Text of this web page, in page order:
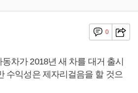
0
차가 2018년 새 차를 대거 출시
수익성은 제자리걸음을 할 것으